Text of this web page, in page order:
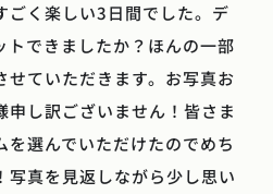
ごく楽しい3日間でした。デ
トできましたか？ほんの一部
せていただきます。お写真お
申し訳ございません！皆さま
を選んでいただけたのでめち
写真を見返しながら少し思い